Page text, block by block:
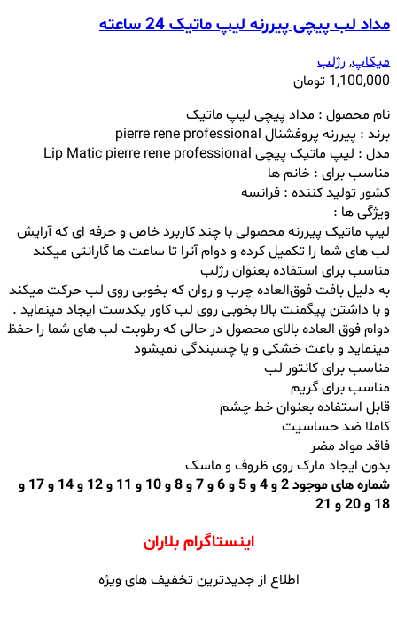
مداد لب پیچی پیررنه لیپ ماتیک 24 ساعته
میکاپ,رژلب
1,100,000 تومان
نام محصول : مداد پیچی لیپ ماتیک
برند : پیررنه پروفشنال pierre rene professional
مدل : لیپ ماتیک پیچی Lip Matic pierre rene professional
مناسب برای : خانم ها
کشور تولید کننده : فرانسه
ویژگی ها :
لیپ ماتیک پیررنه محصولی با چند کاربرد خاص و حرفه ای که آرایش
لب های شما را تکمیل کرده و دوام آنرا تا ساعت ها گارانتی میکند
مناسب برای استفاده بعنوان رژلب
به دلیل بافت فوق‌العاده چرب و روان که بخوبی روی لب حرکت میکند
و با داشتن پیگمنت بالا بخوبی روی لب کاور یکدست ایجاد مینماید .
دوام فوق العاده بالای محصول در حالی که رطوبت لب های شما را حفظ
مینماید و باعث خشکی و یا چسبندگی نمیشود
مناسب برای کانتور لب
مناسب برای گریم
قابل استفاده بعنوان خط چشم
کاملا ضد حساسیت
فاقد مواد مضر
بدون ایجاد مارک روی ظروف و ماسک
شماره های موجود 2 و 4 و 5 و 6 و 7 و 8 و 10 و 11 و 12 و 14 و 17 و
18 و 20 و 21
اینستاگرام بلاران
اطلاع از جدیدترین تخفیف های ویژه